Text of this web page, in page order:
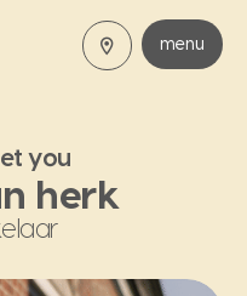
menu
you
herk